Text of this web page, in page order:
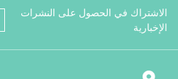
الاشتراك في الحصول على النشرات
الإخبارية